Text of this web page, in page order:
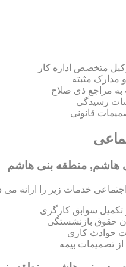
متخصص اداره کار
مدارک مثبته
مراجع ذی صلاح
رسیدگی
قانونی
هاشم, منطقه بنی هاشم
اجتماعی خدمات زیر را ارائه می
سوابق کارگری
حقوق بازنشستگی
حوادث کاری
تصمیمات بیمه